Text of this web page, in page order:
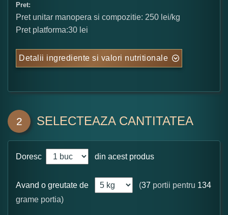
Pret:
Pret unitar manopera si compozitie: 250 lei/kg
Pret platforma:30 lei
Detalii ingrediente si valori nutritionale
2 SELECTEAZA CANTITATEA
Doresc din acest produs
Avand o greutate de (37 portii pentru 134
grame portia)